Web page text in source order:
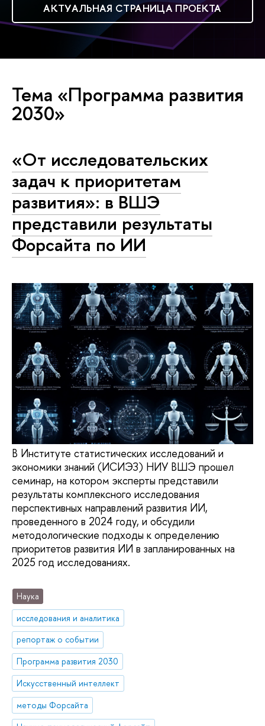
АКТУАЛЬНАЯ СТРАНИЦА ПРОЕКТА
Тема «Программа развития
2030»
«От исследовательских
задач к приоритетам
развития»: в ВШЭ
представили результаты
Форсайта по ИИ
В Институте статистических исследований и
экономики знаний (ИСИЭЗ) НИУ ВШЭ прошел
семинар, на котором эксперты представили
результаты комплексного исследования
перспективных направлений развития ИИ,
проведенного в 2024 году, и обсудили
методологические подходы к определению
приоритетов развития ИИ в запланированных на
2025 год исследованиях.
Наука
исследования и аналитика
репортаж о событии
Программа развития 2030
Искусственный интеллект
методы Форсайта